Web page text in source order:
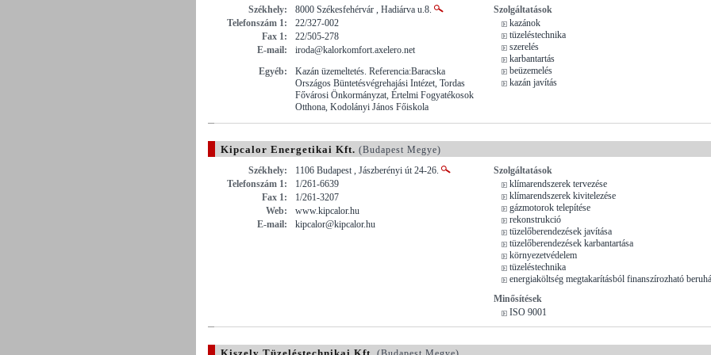
Székhely:
8000 Székesfehérvár , Hadiárva u.8.
Telefonszám 1:
22/327-002
Fax 1:
22/505-278
E-mail:
iroda@kalorkomfort.axelero.net
Egyéb:
Kazán üzemeltetés. Referencia:Baracska
Országos Büntetésvégrehajási Intézet, Tordas
Fővárosi Önkormányzat, Értelmi Fogyatékosok
Otthona, Kodolányi János Főiskola
Szolgáltatások
kazánok
tüzeléstechnika
szerelés
karbantartás
beüzemelés
kazán javítás
Kipcalor Energetikai Kft. (Budapest Megye)
Székhely:
1106 Budapest , Jászberényi út 24-26.
Telefonszám 1:
1/261-6639
Fax 1:
1/261-3207
Web:
www.kipcalor.hu
E-mail:
kipcalor@kipcalor.hu
Szolgáltatások
klímarendszerek tervezése
klímarendszerek kivitelezése
gázmotorok telepítése
rekonstrukció
tüzelőberendezések javítása
tüzelőberendezések karbantartása
környezetvédelem
tüzeléstechnika
energiaköltség megtakarításból finanszírozható
Minősítések
ISO 9001